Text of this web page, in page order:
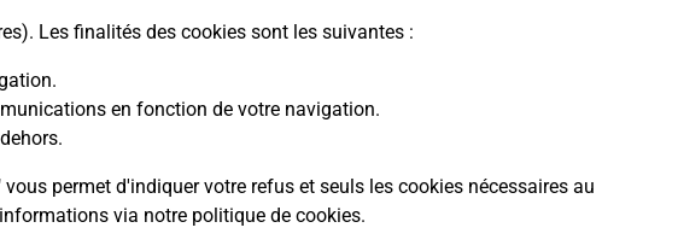
Les finalités des cookies sont les suivantes :
en fonction de votre navigation.
permet d'indiquer votre refus et seuls les cookies nécessaires au
via notre politique de cookies.